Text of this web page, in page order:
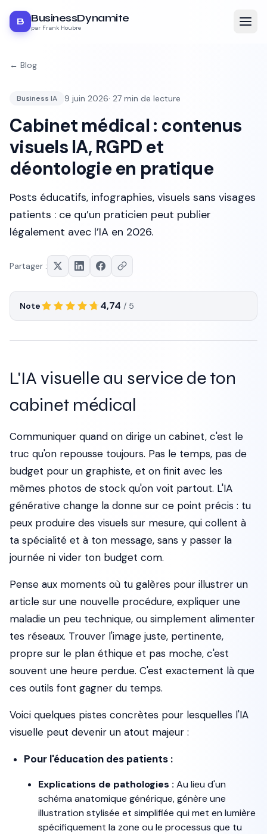
B BusinessDynamite
par Frank Houbre
← Blog
Business IA 9 juin 2026· 27 min de lecture
Cabinet médical : contenus
visuels IA, RGPD et
déontologie en pratique
Posts éducatifs, infographies, visuels sans visages
patients : ce qu’un praticien peut publier
légalement avec l’IA en 2026.
Partager :
Note 4,74 / 5
L'IA visuelle au service de ton
cabinet médical
Communiquer quand on dirige un cabinet, c'est le
truc qu'on repousse toujours. Pas le temps, pas de
budget pour un graphiste, et on finit avec les
mêmes photos de stock qu'on voit partout. L'IA
générative change la donne sur ce point précis : tu
peux produire des visuels sur mesure, qui collent à
ta spécialité et à ton message, sans y passer la
journée ni vider ton budget com.
Pense aux moments où tu galères pour illustrer un
article sur une nouvelle procédure, expliquer une
maladie un peu technique, ou simplement alimenter
tes réseaux. Trouver l'image juste, pertinente,
propre sur le plan éthique et pas moche, c'est
souvent une heure perdue. C'est exactement là que
ces outils font gagner du temps.
Voici quelques pistes concrètes pour lesquelles l'IA
visuelle peut devenir un atout majeur :
Pour l'éducation des patients :
Explications de pathologies : Au lieu d'un
schéma anatomique générique, génère une
illustration stylisée et simplifiée qui met en lumière
spécifiquement la zone ou le processus que tu